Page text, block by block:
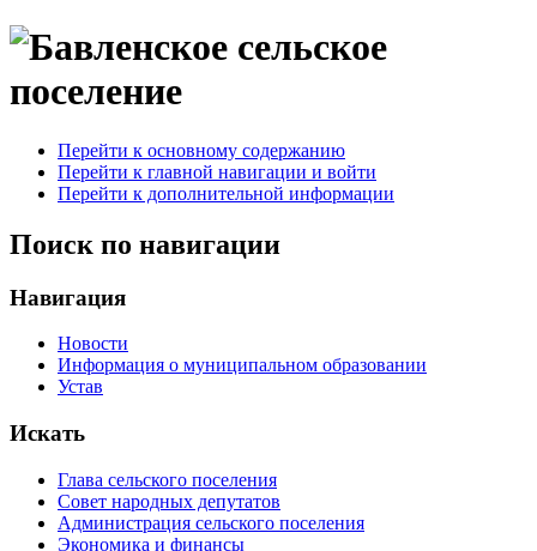
Перейти к основному содержанию
Перейти к главной навигации и войти
Перейти к дополнительной информации
Поиск по навигации
Навигация
Новости
Информация о муниципальном образовании
Устав
Искать
Глава сельского поселения
Совет народных депутатов
Администрация сельского поселения
Экономика и финансы